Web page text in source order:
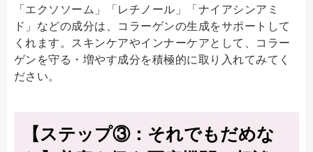
「エクソソーム」「レチノール」「ナイアシンアミ
ド」などの成分は、コラーゲンの生成をサポートして
くれます。スキンケアやインナーケアとして、コラー
ゲンを守る・増やす成分を積極的に取り入れてみてく
ださい。
【ステップ③：それでもだめな